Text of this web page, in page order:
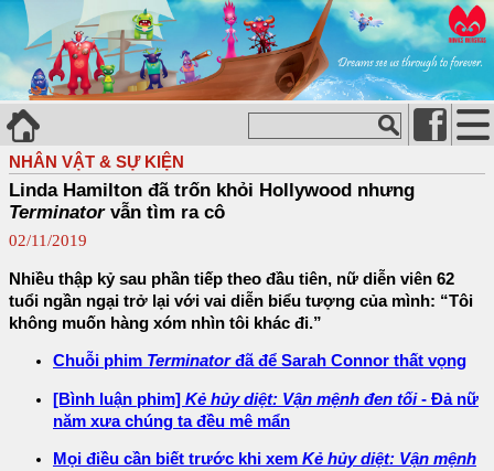
NHÂN VẬT & SỰ KIỆN
Linda Hamilton đã trốn khỏi Hollywood nhưng
Terminatorvẫn tìm ra cô
02/11/2019
Nhiều thập kỷ sau phần tiếp theo đầu tiên, nữ diễn viên 62
tuổi ngần ngại trở lại với vai diễn biểu tượng của mình: “Tôi
không muốn hàng xóm nhìn tôi khác đi.”
Chuỗi phim Terminatorđã để Sarah Connor thất vọng
[Bình luận phim] Kẻ hủy diệt: Vận mệnh đen tối- Đả nữ
năm xưa chúng ta đều mê mẩn
Mọi điều cần biết trước khi xem Kẻ hủy diệt: Vận mệnh